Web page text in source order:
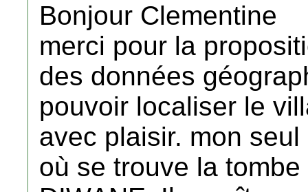
Bonjour Clementine
merci pour la
des données
pouvoir localiser le
avec plaisir. mon
où se trouve la